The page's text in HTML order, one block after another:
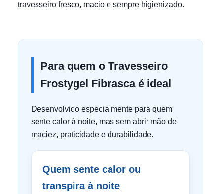
travesseiro fresco, macio e sempre higienizado.
Para quem o Travesseiro
Frostygel Fibrasca é ideal
Desenvolvido especialmente para quem
sente calor à noite, mas sem abrir mão de
maciez, praticidade e durabilidade.
Quem sente calor ou
transpira à noite